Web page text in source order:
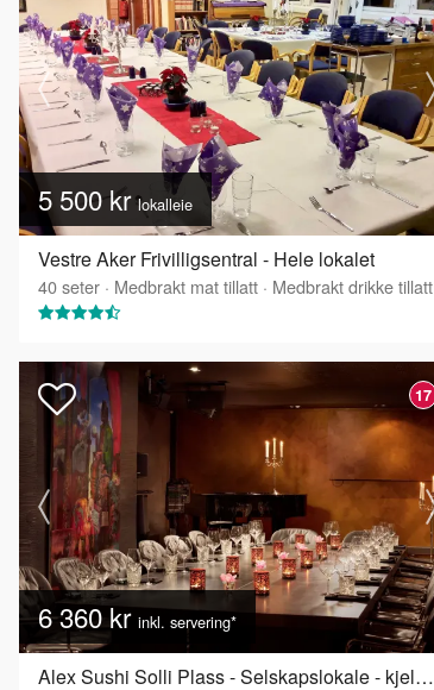
5 500 krlokalleie
Vestre Aker Frivilligsentral - Hele lokalet
40seter · Medbrakt mat tillatt · Medbrakt drikke tillatt
17
6 360 krinkl. servering*
Alex Sushi Solli Plass - Selskapslokale - kjelleren